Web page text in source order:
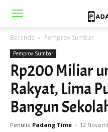
Beranda Pemprov Sumbar
Pemprov Sumbar
Rp200 Miliar
Rakyat, Lima
Bangun
Penulis Padang Time - 12